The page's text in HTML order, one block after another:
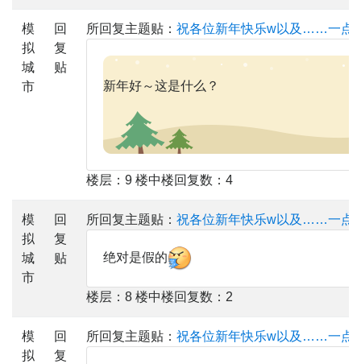
模
拟
城
市
回
复
贴
所回复主题贴： 祝各位新年快乐w以及……一点
新年好～这是什么？
楼层：9 楼中楼回复数：4
模
拟
城
市
回
复
贴
所回复主题贴： 祝各位新年快乐w以及……一点
绝对是假的
楼层：8 楼中楼回复数：2
模
拟
回
复
所回复主题贴： 祝各位新年快乐w以及……一点